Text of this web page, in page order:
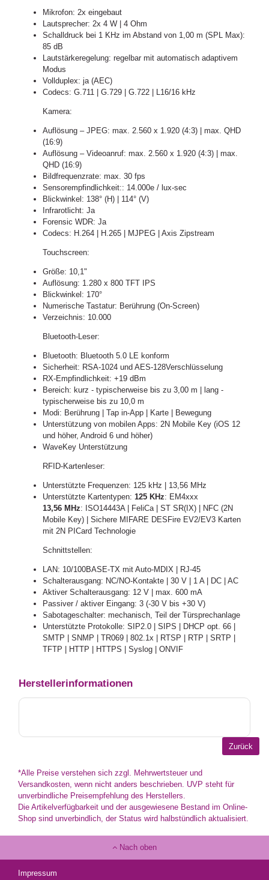
Mikrofon: 2x eingebaut
Lautsprecher: 2x 4 W | 4 Ohm
Schalldruck bei 1 KHz im Abstand von 1,00 m (SPL Max):
85 dB
Lautstärkeregelung: regelbar mit automatisch adaptivem
Modus
Vollduplex: ja (AEC)
Codecs: G.711 | G.729 | G.722 | L16/16 kHz
Kamera:
Auflösung – JPEG: max. 2.560 x 1.920 (4:3) | max. QHD
(16:9)
Auflösung – Videoanruf: max. 2.560 x 1.920 (4:3) | max.
QHD (16:9)
Bildfrequenzrate: max. 30 fps
Sensorempfindlichkeit:: 14.000e / lux-sec
Blickwinkel: 138° (H) | 114° (V)
Infrarotlicht: Ja
Forensic WDR: Ja
Codecs: H.264 | H.265 | MJPEG | Axis Zipstream
Touchscreen:
Größe: 10,1"
Auflösung: 1.280 x 800 TFT IPS
Blickwinkel: 170°
Numerische Tastatur: Berührung (On-Screen)
Verzeichnis: 10.000
Bluetooth-Leser:
Bluetooth: Bluetooth 5.0 LE konform
Sicherheit: RSA-1024 und AES-128Verschlüsselung
RX-Empfindlichkeit: +19 dBm
Bereich: kurz - typischerweise bis zu 3,00 m | lang -
typischerweise bis zu 10,0 m
Modi: Berührung | Tap in-App | Karte | Bewegung
Unterstützung von mobilen Apps: 2N Mobile Key (iOS 12
und höher, Android 6 und höher)
WaveKey Unterstützung
RFID-Kartenleser:
Unterstützte Frequenzen: 125 kHz | 13,56 MHz
Unterstützte Kartentypen:125 KHz: EM4xxx
13,56 MHz: ISO14443A | FeliCa | ST SR(IX) | NFC (2N
Mobile Key) | Sichere MIFARE DESFire EV2/EV3 Karten
mit 2N PICard Technologie
Schnittstellen:
LAN: 10/100BASE-TX mit Auto-MDIX | RJ-45
Schalterausgang: NC/NO-Kontakte | 30 V | 1 A | DC | AC
Aktiver Schalterausgang: 12 V | max. 600 mA
Passiver / aktiver Eingang: 3 (-30 V bis +30 V)
Sabotageschalter: mechanisch, Teil der Türsprechanlage
Unterstützte Protokolle: SIP2.0 | SIPS | DHCP opt. 66 |
SMTP | SNMP | TR069 | 802.1x | RTSP | RTP | SRTP |
TFTP | HTTP | HTTPS | Syslog | ONVIF
Herstellerinformationen
*Alle Preise verstehen sich zzgl. Mehrwertsteuer und
Versandkosten, wenn nicht anders beschrieben. UVP steht für
unverbindliche Preisempfehlung des Herstellers.
Die Artikelverfügbarkeit und der ausgewiesene Bestand im Online-
Shop sind unverbindlich, der Status wird halbstündlich aktualisiert.
Nach oben
Impressum